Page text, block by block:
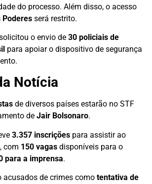
do processo. Além disso, o acesso
Poderes será restrito.
o envio de 30 policiais de
para apoiar o dispositivo de segurança
Notícia
de diversos países estarão no STF
de Jair Bolsonaro.
3.357 inscrições para assistir ao
com 150 vagas disponíveis para o
para a imprensa.
acusados de crimes como tentativa de